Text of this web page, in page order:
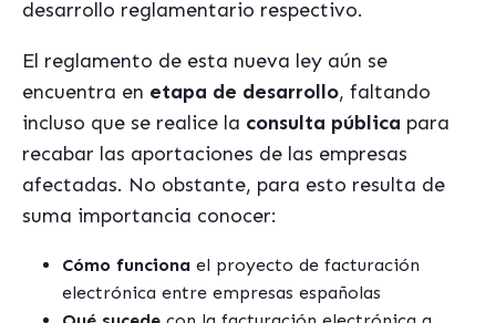
desarrollo reglamentario respectivo.
El reglamento de esta nueva ley aún se
encuentra en etapa de desarrollo, faltando
incluso que se realice la consulta pública para
recabar las aportaciones de las empresas
afectadas. No obstante, para esto resulta de
suma importancia conocer:
Cómo funciona el proyecto de facturación
electrónica entre empresas españolas